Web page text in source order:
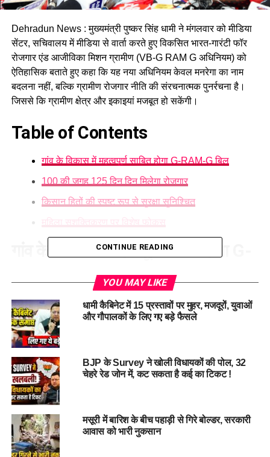
Dehradun News : मुख्यमंत्री पुष्कर सिंह धामी ने मंगलवार को मीडिया
सेंटर, सचिवालय में मीडिया से वार्ता करते हुए विकसित भारत-गारंटी फॉर
रोजगार एंड आजीविका मिशन ग्रामीण (VB-G RAM G अधिनियम) को
ऐतिहासिक बताते हुए कहा कि यह नया अधिनियम केवल मनरेगा का नाम
बदलना नहीं, बल्कि ग्रामीण रोजगार नीति की संरचनात्मक पुनर्रचना है।
जिससे कि ग्रामीण क्षेत्र और इकाइयां मजबूत हो सकेंगी।
Table of Contents
गांव के विकास में महत्वपूर्ण साबित होगा G-RAM-G बिल
100 की जगह 125 दिन दिन मिलेगा रोजगार
किसान हितों की स्पष्ट रूप से सुरक्षा सुनिश्चित
महिला सशक्तिकरण पर विशेष फोकस
गांव के विकास में महत्वपूर्ण साबित होगा G-
सीएम धामी ने G-RAM-G बिल को गांव को विकसित बनाने के लिए
महत्वपूर्ण बताया। उन्होंने कहा कि ये अधिनियम किसानों को सुरक्षा,
श्रमिकों को रोजगार, महिलाओं को सम्मान, गांवों का विकास और विकसित
गाँव के माध्यम से विकसित भारत के लिए मजबूत नींव बनाने में महत्वपूर्ण
साबित होगा।
100 की जगह 125 दिन दिन मिलेगा
रोजगार
मुख्यमंत्री ने कहा कि वीबी-जी राम जी, विकास आधारित गारंटी प्रदान के
साथ अब ग्रामीण परिवारों को 100 की जगह 125 दिन के रोजगार का
CONTINUE READING
YOU MAY LIKE
धामी कैबिनेट में 15 प्रस्तावों पर मुहर, मजदूरों, युवाओं
और गौपालकों के लिए गए बड़े फैसले
BJP के Survey ने खोली विधायकों की पोल, 32
चेहरे रेड जोन में, कट सकता है कई का टिकट !
मसूरी में बारिश के बीच पहाड़ी से गिरे बोल्डर, सरकारी
आवास को भारी नुकसान